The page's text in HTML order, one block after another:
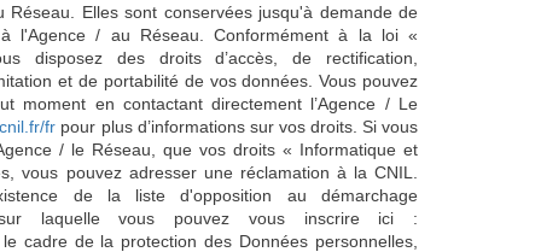
Elles sont conservées jusqu'à demande de
l'Agence / au Réseau. Conformément à la loi «
disposez des droits d’accès, de rectification,
et de portabilité de vos données. Vous pouvez
moment en contactant directement l’Agence / Le
fr pour plus d’informations sur vos droits. Si vous
/ le Réseau, que vos droits « Informatique et
vous pouvez adresser une réclamation à la CNIL.
de la liste d'opposition au démarchage
laquelle vous pouvez vous inscrire ici :
cadre de la protection des Données personnelles,